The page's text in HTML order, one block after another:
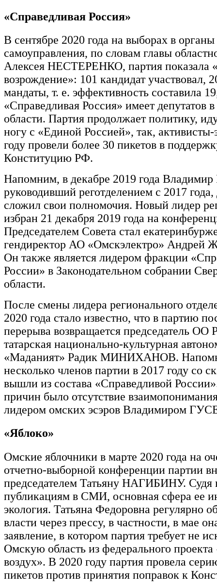
«Справедливая Россия»
В сентябре 2020 года на выборах в
самоуправления, по словам главы
Алексея НЕСТЕРЕНКО, партия показала
возрождение»: 101 кандидат участвовал,
мандаты, т. е. эффективность составила
«Справедливая Россия» имеет депутатов
области. Партия продолжает политику,
ногу с «Единой Россией», так, активисты-
году провели более 30 пикетов в
Конституцию РФ.
Напомним, в декабре 2019 года
руководивший реготделением с 2017
сложил свои полномочия. Новый лидер
избран 21 декабря 2019 года на
Председателем Совета стал
гендиректор АО «Омскэлектро»
Он также является лидером фракции
России» в Законодательном собрании
области.
После смены лидера регионального
2020 года стало известно, что в партию
перерыва возвращается председатель ОО
татарская национально-культурная
«Маданият» Радик МИНИХАНОВ.
несколько членов партии в 2017 году со
вышли из состава «Справедливой
причин было отсутствие
лидером омских эсэров Владимиром
«Яблоко»
Омские яблочники в марте 2020 года на
отчетно-выборной конференции партии
председателем Татьяну НАГИБИНУ. Судя
публикациям в СМИ, основная сфера ее
экология. Татьяна Федоровна регулярно
власти через прессу, в частности, в мае
заявление, в котором партия требует не
Омскую область из федерального
воздух». В 2020 году партия провела
пикетов против принятия поправок к